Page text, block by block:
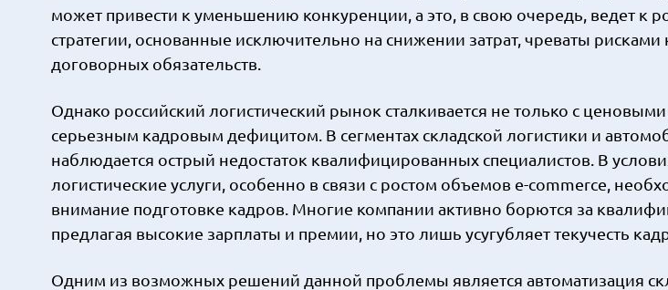
может привести к уменьшению конкуренции, а это, в свою очередь, ведет к
стратегии, основанные исключительно на снижении затрат, чреваты
договорных обязательств.
Однако российский логистический рынок сталкивается не только с
серьезным кадровым дефицитом. В сегментах складской логистики и
наблюдается острый недостаток квалифицированных специалистов. В
логистические услуги, особенно в связи с ростом объемов e-commerce,
внимание подготовке кадров. Многие компании активно борются за
предлагая высокие зарплаты и премии, но это лишь усугубляет текучесть
Одним из возможных решений данной проблемы является автоматизация